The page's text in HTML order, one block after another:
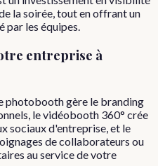
la soirée, tout en offrant un
par les équipes.
entreprise à
photobooth gère le branding
le vidéobooth 360° crée
sociaux d'entreprise, et le
de collaborateurs ou
au service de votre